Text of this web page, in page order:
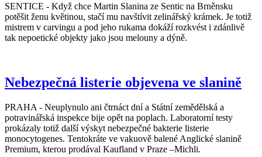
SENTICE - Když chce Martin Slanina ze Sentic na Brněnsku
potěšit ženu květinou, stačí mu navštívit zelinářský krámek. Je totiž
mistrem v carvingu a pod jeho rukama dokáží rozkvést i zdánlivě
tak nepoetické objekty jako jsou melouny a dýně.
Nebezpečná listerie objevena ve slanině
PRAHA - Neuplynulo ani čtrnáct dní a Státní zemědělská a
potravinářská inspekce bije opět na poplach. Laboratorní testy
prokázaly totiž další výskyt nebezpečné bakterie listerie
monocytogenes. Tentokráte ve vakuově balené Anglické slanině
Premium, kterou prodával Kaufland v Praze –Michli.